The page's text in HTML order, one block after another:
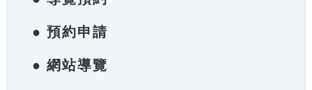
● 預約申請
● 網站導覽